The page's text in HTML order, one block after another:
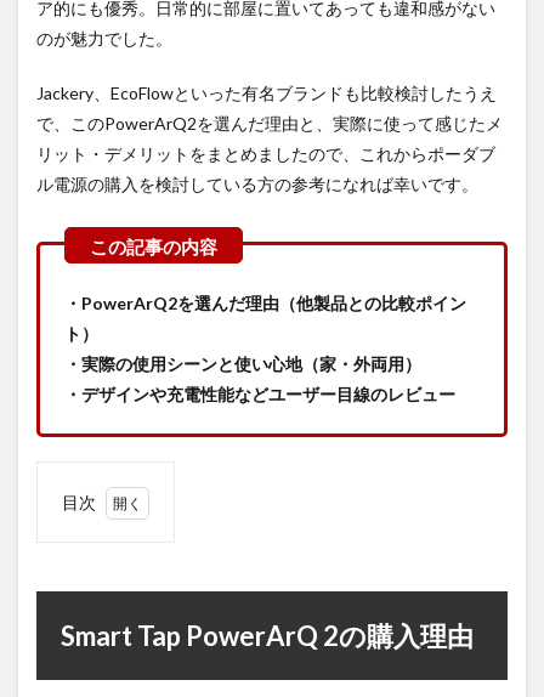
ア的にも優秀。日常的に部屋に置いてあっても違和感がない
のが魅力でした。
Jackery、EcoFlowといった有名ブランドも比較検討したうえ
で、このPowerArQ2を選んだ理由と、実際に使って感じたメ
リット・デメリットをまとめましたので、これからポーダブ
ル電源の購入を検討している方の参考になれば幸いです。
・ PowerArQ2を選んだ理由（他製品との比較ポイン
ト）
・実際の使用シーンと使い心地（家・外両用）
・デザインや充電性能などユーザー目線のレビュー
目次
由
Tap
Smart Tap PowerArQ 2の購入理由